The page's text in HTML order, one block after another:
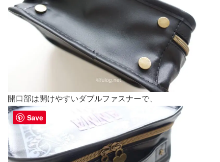
開口部は開けやすいダブルファスナーで、
Save